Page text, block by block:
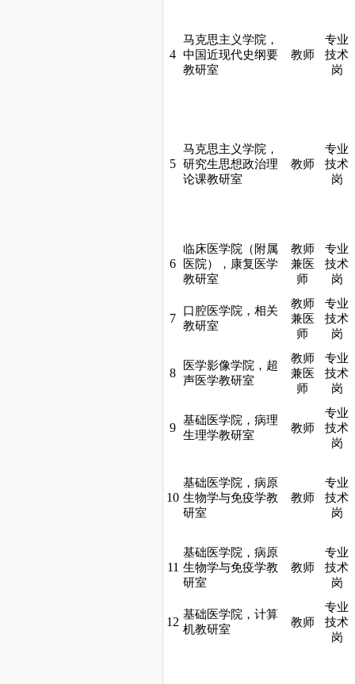
4
马克思主义学院，
中国近现代史纲要
教研室
教师
专业
技术
岗
5
马克思主义学院，
研究生思想政治理
论课教研室
教师
专业
技术
岗
6
临床医学院（附属
医院），康复医学
教研室
教师
兼医
师
专业
技术
岗
7
口腔医学院，相关
教研室
教师
兼医
师
专业
技术
岗
8
医学影像学院，超
声医学教研室
教师
兼医
师
专业
技术
岗
9
基础医学院，病理
生理学教研室
教师
专业
技术
岗
10
基础医学院，病原
生物学与免疫学教
研室
教师
专业
技术
岗
11
基础医学院，病原
生物学与免疫学教
研室
教师
专业
技术
岗
12
基础医学院，计算
机教研室
教师
专业
技术
岗